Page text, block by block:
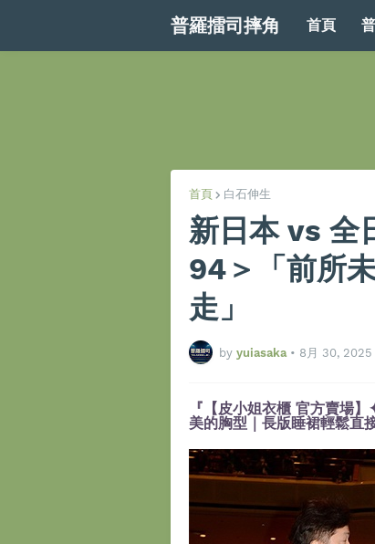
普羅擂司摔角 首頁
首頁 白石伸生
新日本 vs 全
94＞「前所
走」
by yuiasaka • 8月 30, 2025
『【皮小姐衣櫃 官方賣場
美的胸型｜長版睡裙輕鬆直